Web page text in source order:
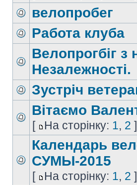
велопробег
Работа клуба
Велопрогбіг з
Нeзалeжності.
Зустріч
Вітаємо
[ На сторінку: 1, 2 ]
Календарь
СУМЫ-2015
[ На сторінку: 1, 2 ]